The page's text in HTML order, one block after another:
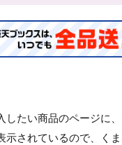
したい商品のページに
示されているので、く